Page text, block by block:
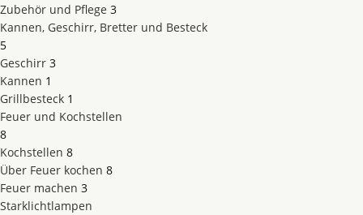
Zubehör und Pflege 3
Kannen, Geschirr, Bretter und Besteck
5
Geschirr 3
Kannen 1
Grillbesteck 1
Feuer und Kochstellen
8
Kochstellen 8
Über Feuer kochen 8
Feuer machen 3
Starklichtlampen